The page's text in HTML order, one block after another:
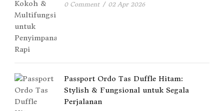
0 Comment / 02 Apr 2026
Passport Ordo Tas Duffle Hitam:
Stylish & Fungsional untuk Segala
Perjalanan